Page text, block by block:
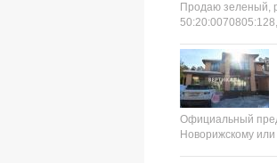
Продаю
Официальный
Новорижскому